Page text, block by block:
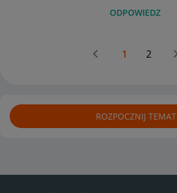
ODPOWIEDZ
1 2
ROZPOCZNIJ TEMAT